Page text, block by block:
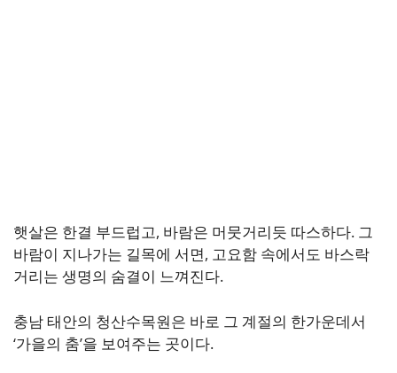
햇살은 한결 부드럽고, 바람은 머뭇거리듯 따스하다. 그
바람이 지나가는 길목에 서면, 고요함 속에서도 바스락
거리는 생명의 숨결이 느껴진다.
충남 태안의 청산수목원은 바로 그 계절의 한가운데서
‘가을의 춤’을 보여주는 곳이다.